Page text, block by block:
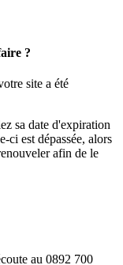
?
site a été
sa date d'expiration
ci est dépassée, alors
afin de le
au 0892 700